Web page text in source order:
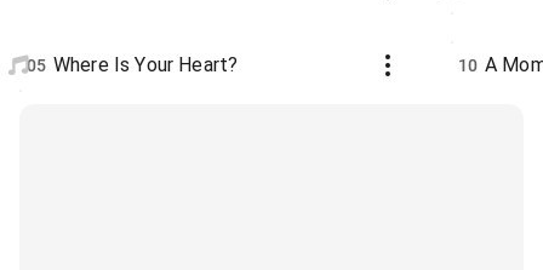
05 Where Is Your Heart? 10 A